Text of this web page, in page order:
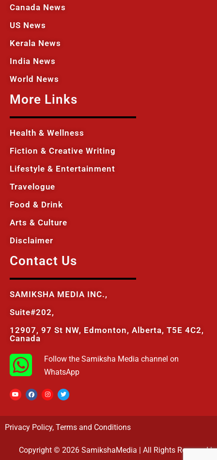
Canada News
US News
Kerala News
India News
World News
More Links
Health & Wellness
Fiction & Creative Writing
Lifestyle & Entertainment
Travelogue
Food & Drink
Arts & Culture
Disclaimer
Contact Us
SAMIKSHA MEDIA INC.,
Suite#202,
12907, 97 St NW, Edmonton, Alberta, T5E 4C2,
Canada
Follow the Samiksha Media channel on
WhatsApp
Privacy Policy, Terms and Conditions
Copyright © 2026 SamikshaMedia | All Rights Reserved |